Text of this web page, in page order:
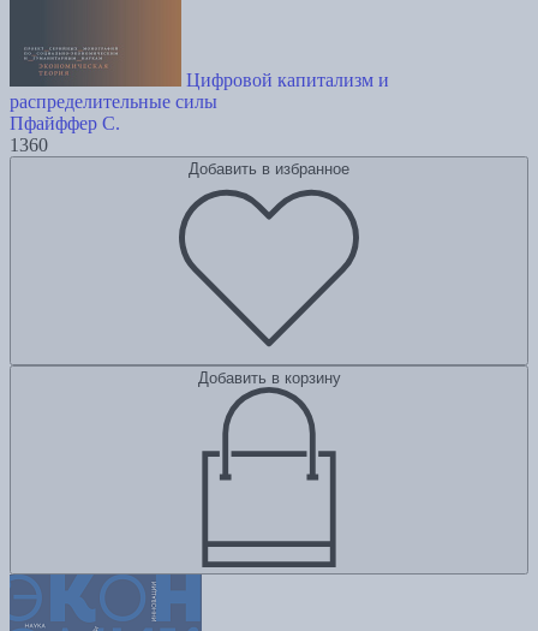
Цифровой капитализм и
распределительные силы
Пфайффер С.
1360
Добавить в избранное
Добавить в корзину